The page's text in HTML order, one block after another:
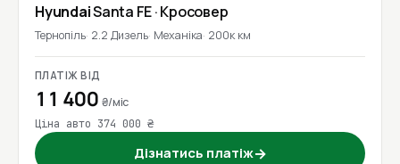
HyundaiSanta FE· Кросовер
Тернопіль 2.2 Дизель Механіка 200к км
ПЛАТІЖ ВІД
11 400 ₴/міс
Ціна авто 374 000 ₴
Дізнатись платіж→